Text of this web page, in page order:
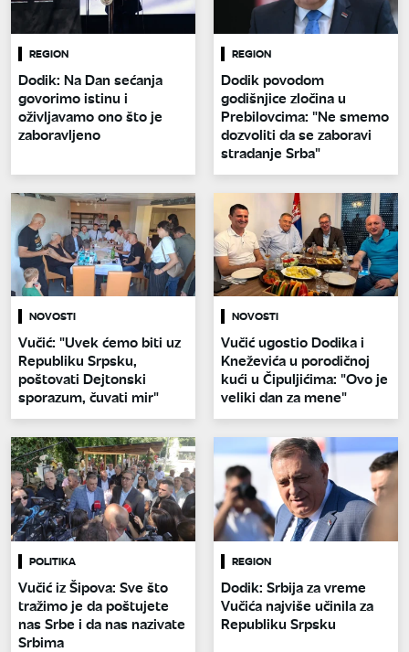
REGION
Dodik: Na Dan sećanja
govorimo istinu i
oživljavamo ono što je
zaboravljeno
REGION
Dodik povodom
godišnjice zločina u
Prebilovcima: "Ne smemo
dozvoliti da se zaboravi
stradanje Srba"
NOVOSTI
Vučić: "Uvek ćemo biti uz
Republiku Srpsku,
poštovati Dejtonski
sporazum, čuvati mir"
NOVOSTI
Vučić ugostio Dodika i
Kneževića u porodičnoj
kući u Čipuljićima: "Ovo je
veliki dan za mene"
POLITIKA
Vučić iz Šipova: Sve što
tražimo je da poštujete
nas Srbe i da nas nazivate
Srbima
REGION
Dodik: Srbija za vreme
Vučića najviše učinila za
Republiku Srpsku